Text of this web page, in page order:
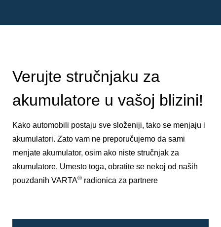
Verujte stručnjaku za
akumulatore u vašoj blizini!
Kako automobili postaju sve složeniji, tako se menjaju i
akumulatori. Zato vam ne preporučujemo da sami
menjate akumulator, osim ako niste stručnjak za
akumulatore. Umesto toga, obratite se nekoj od naših
pouzdanih VARTA® radionica za partnere